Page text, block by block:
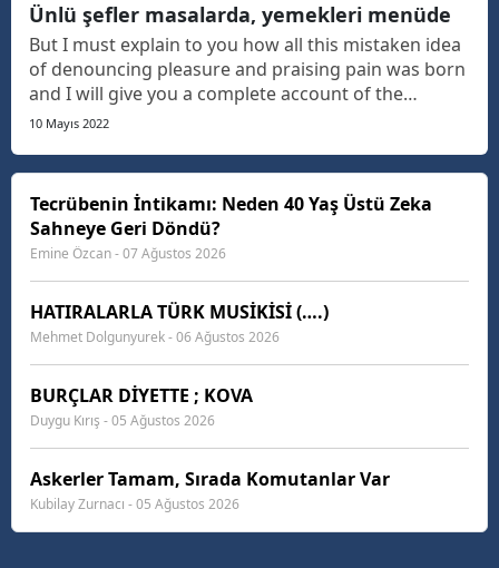
Ünlü şefler masalarda, yemekleri menüde
But I must explain to you how all this mistaken idea
of denouncing pleasure and praising pain was born
and I will give you a complete account of the
system, and expound the actual teachings of the
human happiness. The languages only differ in th...
10 Mayıs 2022
Tecrübenin İntikamı: Neden 40 Yaş Üstü Zeka
Sahneye Geri Döndü?
Emine Özcan - 07 Ağustos 2026
HATIRALARLA TÜRK MUSİKİSİ (….)
Mehmet Dolgunyurek - 06 Ağustos 2026
BURÇLAR DİYETTE ; KOVA
Duygu Kırış - 05 Ağustos 2026
Askerler Tamam, Sırada Komutanlar Var
Kubilay Zurnacı - 05 Ağustos 2026